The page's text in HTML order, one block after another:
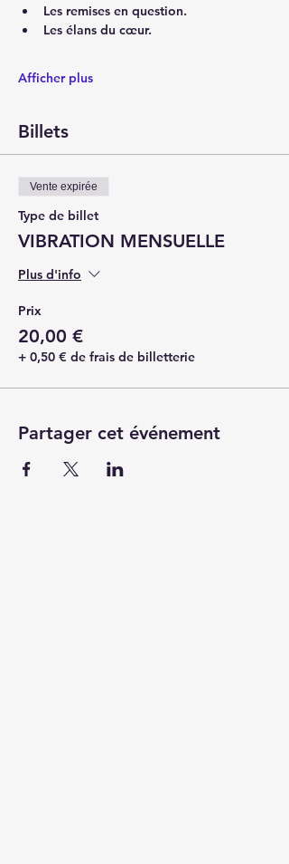
Les remises en question.
Les élans du cœur.
Afficher plus
Billets
Vente expirée
Type de billet
VIBRATION MENSUELLE
Plus d'info
Prix
20,00 €
+ 0,50 € de frais de billetterie
Partager cet événement